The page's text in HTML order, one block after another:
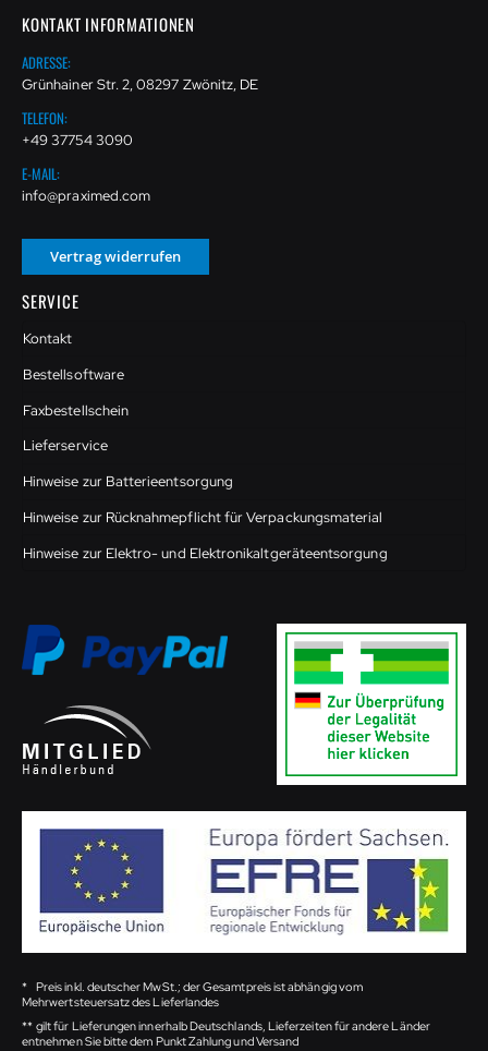
KONTAKT INFORMATIONEN
ADRESSE:
Grünhainer Str. 2, 08297 Zwönitz, DE
TELEFON:
+49 37754 3090
E-MAIL:
info@praximed.com
Vertrag widerrufen
SERVICE
Kontakt
Bestellsoftware
Faxbestellschein
Lieferservice
Hinweise zur Batterieentsorgung
Hinweise zur Rücknahmepflicht für Verpackungsmaterial
Hinweise zur Elektro- und Elektronikaltgeräteentsorgung
* Preis inkl. deutscher MwSt.; der Gesamtpreis ist abhängig vom
Mehrwertsteuersatz des Lieferlandes
** gilt für Lieferungen innerhalb Deutschlands, Lieferzeiten für andere Länder
entnehmen Sie bitte dem Punkt Zahlung und Versand